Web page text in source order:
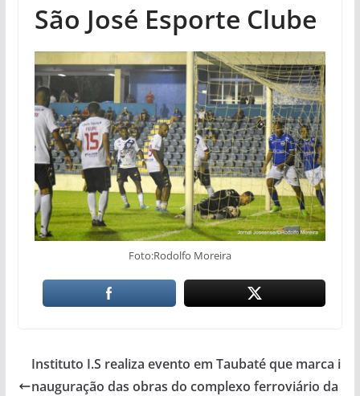
São José Esporte Clube
Foto:Rodolfo Moreira
Instituto I.S realiza evento em Taubaté que marca i
nauguração das obras do complexo ferroviário da